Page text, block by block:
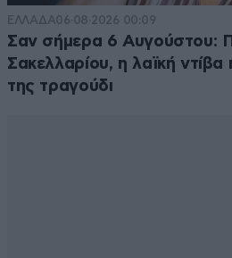
ΕΛΛΑΔΑ06·08·2026 00:09
Σαν σήμερα 6 Αυγούστου:
Σακελλαρίου, η λαϊκή
της τραγούδι